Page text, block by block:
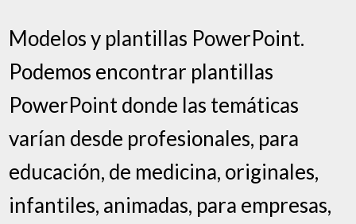
Modelos y plantillas PowerPoint.
Podemos encontrar plantillas
PowerPoint donde las temáticas
varían desde profesionales, para
educación, de medicina, originales,
infantiles, animadas, para empresas,